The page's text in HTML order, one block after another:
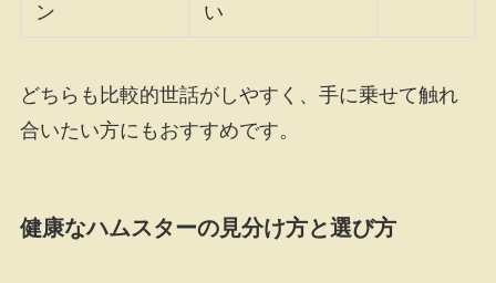
ン
い
どちらも比較的世話がしやすく、手に乗せて触れ
合いたい方にもおすすめです。
健康なハムスターの見分け方と選び方